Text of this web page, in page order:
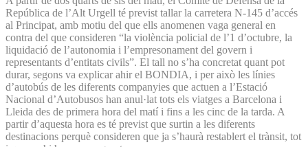
República de l’Alt Urgell té previst tallar la carretera N-145 d’accés
al Principat, amb motiu del que ells anomenen vaga general en
contra del que consideren “la violència policial de l’1 d’octubre, la
liquidació de l’autonomia i l’empresonament del govern i
representants d’entitats civils”. El tall no s’ha concretat quant pot
durar, segons va explicar ahir el BONDIA, i per això les línies
d’autobús de les diferents companyies que actuen a l’Estació
Nacional d’Autobusos han anul·lat tots els viatges a Barcelona i
Lleida des de primera hora del matí i fins a les cinc de la tarda. A
partir d’aquesta hora es té previst que surtin a les diferents
destinacions perquè consideren que ja s’haurà restablert el trànsit, tot